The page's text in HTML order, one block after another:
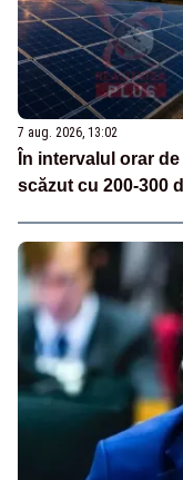
7 aug. 2026, 13:02
În intervalul orar
scăzut cu 200-300